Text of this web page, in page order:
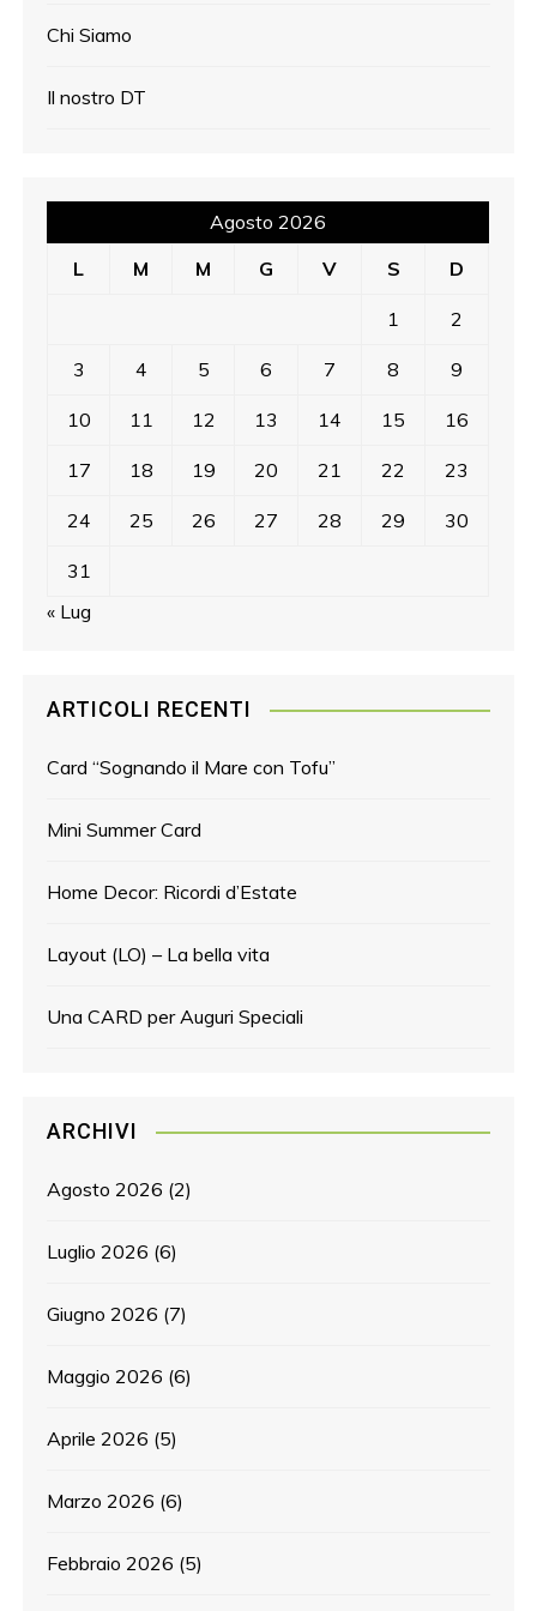
Chi Siamo
Il nostro DT
Agosto 2026
L
M M G V S D
1 2
3 4 5 6 7 8 9
10 11 12 13 14 15 16
17 18 19 20 21 22 23
24 25 26 27 28 29 30
31
« Lug
ARTICOLI RECENTI
Card “Sognando il Mare con Tofu”
Mini Summer Card
Home Decor: Ricordi d’Estate
Layout (LO) – La bella vita
Una CARD per Auguri Speciali
ARCHIVI
Agosto 2026 (2)
Luglio 2026 (6)
Giugno 2026 (7)
Maggio 2026 (6)
Aprile 2026 (5)
Marzo 2026 (6)
Febbraio 2026 (5)